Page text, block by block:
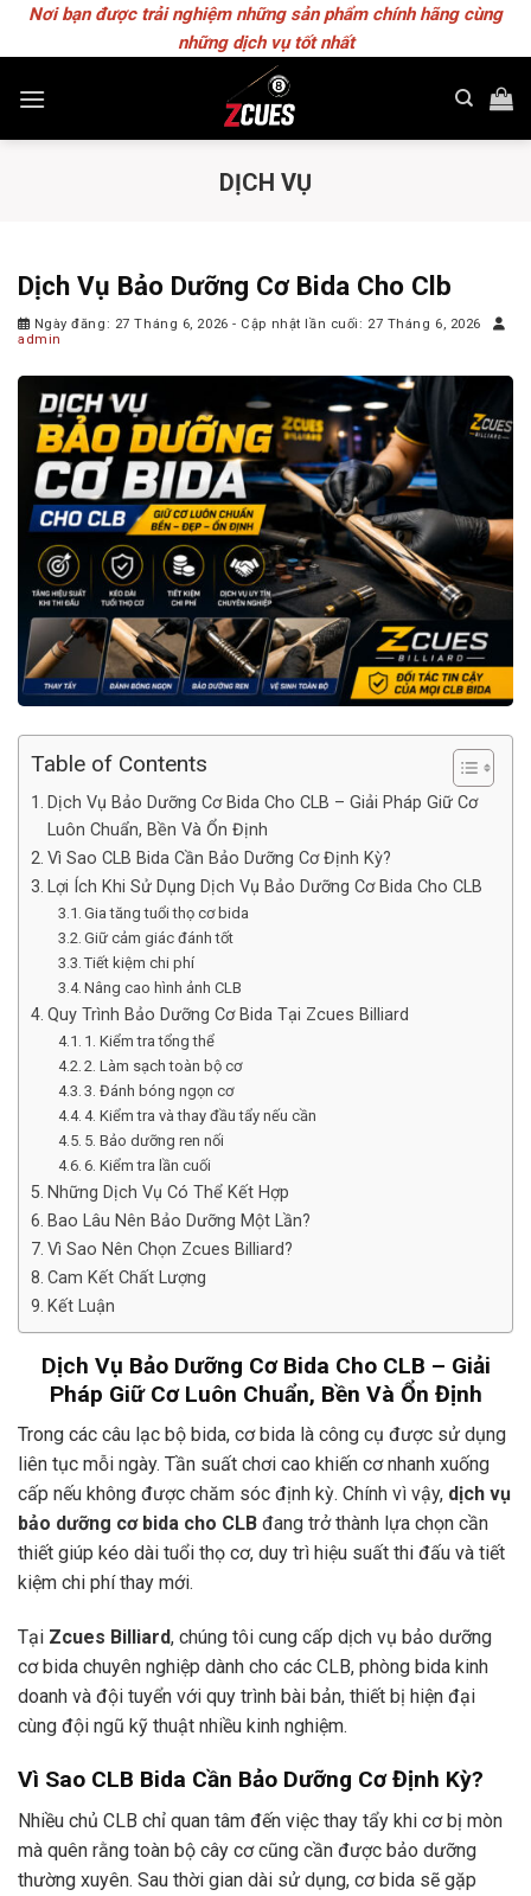
SkipNơi bạn được trải nghiệm những sản phẩm chính hãng cùng
những dịch vụ tốt nhất
DỊCH VỤ
Dịch Vụ Bảo Dưỡng Cơ Bida Cho Clb
Ngày đăng: 27 Tháng 6, 2026 - Cập nhật lần cuối: 27 Tháng 6, 2026
admin
Table of Contents
Dịch Vụ Bảo Dưỡng Cơ Bida Cho CLB – Giải Pháp Giữ Cơ
Luôn Chuẩn, Bền Và Ổn Định
Vì Sao CLB Bida Cần Bảo Dưỡng Cơ Định Kỳ?
Lợi Ích Khi Sử Dụng Dịch Vụ Bảo Dưỡng Cơ Bida Cho CLB
Gia tăng tuổi thọ cơ bida
Giữ cảm giác đánh tốt
Tiết kiệm chi phí
Nâng cao hình ảnh CLB
Quy Trình Bảo Dưỡng Cơ Bida Tại Zcues Billiard
1. Kiểm tra tổng thể
2. Làm sạch toàn bộ cơ
3. Đánh bóng ngọn cơ
4. Kiểm tra và thay đầu tẩy nếu cần
5. Bảo dưỡng ren nối
6. Kiểm tra lần cuối
Những Dịch Vụ Có Thể Kết Hợp
Bao Lâu Nên Bảo Dưỡng Một Lần?
Vì Sao Nên Chọn Zcues Billiard?
Cam Kết Chất Lượng
Kết Luận
Dịch Vụ Bảo Dưỡng Cơ Bida Cho CLB – Giải
Pháp Giữ Cơ Luôn Chuẩn, Bền Và Ổn Định
Trong các câu lạc bộ bida, cơ bida là công cụ được sử dụng
liên tục mỗi ngày. Tần suất chơi cao khiến cơ nhanh xuống
cấp nếu không được chăm sóc định kỳ. Chính vì vậy, dịch vụ
bảo dưỡng cơ bida cho CLB đang trở thành lựa chọn cần
thiết giúp kéo dài tuổi thọ cơ, duy trì hiệu suất thi đấu và tiết
kiệm chi phí thay mới.
Tại Zcues Billiard, chúng tôi cung cấp dịch vụ bảo dưỡng
cơ bida chuyên nghiệp dành cho các CLB, phòng bida kinh
doanh và đội tuyển với quy trình bài bản, thiết bị hiện đại
cùng đội ngũ kỹ thuật nhiều kinh nghiệm.
Vì Sao CLB Bida Cần Bảo Dưỡng Cơ Định Kỳ?
Nhiều chủ CLB chỉ quan tâm đến việc thay tẩy khi cơ bị mòn
mà quên rằng toàn bộ cây cơ cũng cần được bảo dưỡng
thường xuyên. Sau thời gian dài sử dụng, cơ bida sẽ gặp